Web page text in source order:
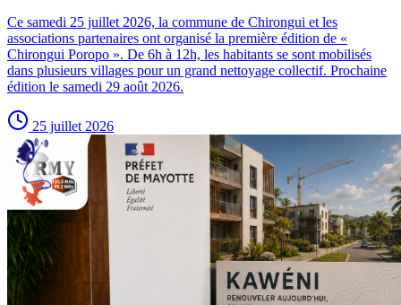
Ce samedi 25 juillet 2026, la commune de Chirongui et les
associations partenaires ont organisé la première édition de «
Chirongui Poropo ». De 6h à 12h, les habitants se sont mobilisés
dans plusieurs villages pour un grand nettoyage collectif. Prochaine
édition le samedi 29 août 2026.
25 juillet 2026